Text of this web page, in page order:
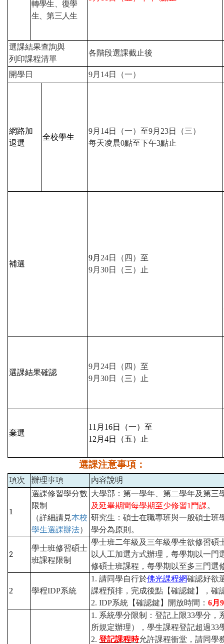
轉學生、復學
生、第三人生
選課結果查詢與
列印課程清單
各階段選課截止後
開學日 9月 14日（一）
網路加
退選
全校學生
9月 14日（一）至9月 23日（三）
每天凌晨0點至下午3點止
補選
9月 24日（四）至
9月 30日（三）止
選課結果確認
9月 24日（四）至
9月 30日（三）止
棄選
11 月 16日（一）至
12 月 4日（五）止
選課注意事項：
項次 辦理事項 內容說明
1
選課修習學分數
限制
（詳細請見本校
學生選課辦法）
大學部：第一學年、第二學年及第三
及延畢期間每學期至少修習1 門課。
研究生：碩士在職專班與一般碩士班
學分為原則。
2
學士班修習碩士
班課程限制
學士班二年級及三年級學生欲修習碩
以人工加選方式辦理，每學期以一
修碩士班課程，每學期以至多三門選
2 學程IDP系統
1. 請同學自行於佛光課程網確認好欲
課程預排，完成後點【確認鍵】，確
2. IDP系統【確認鍵】開放時間： 6月 9
1. 系統學分限制：登記上限33學分，
所規定辦理），學生課程登記超過33
2. 登記課程時允許課程衝堂，請同學